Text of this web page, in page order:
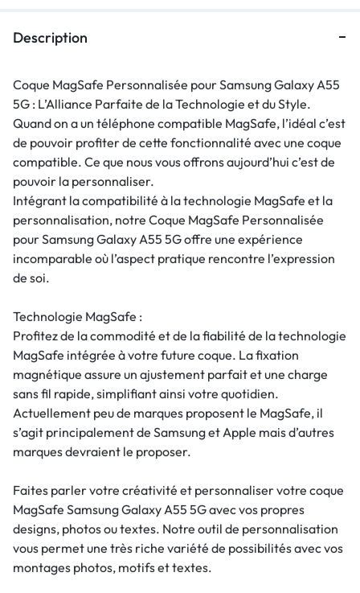
Description
Coque MagSafe Personnalisée pour Samsung Galaxy A55
5G : L’Alliance Parfaite de la Technologie et du Style.
Quand on a un téléphone compatible MagSafe, l’idéal c’est
de pouvoir profiter de cette fonctionnalité avec une coque
compatible. Ce que nous vous offrons aujourd’hui c’est de
pouvoir la personnaliser.
Intégrant la compatibilité à la technologie MagSafe et la
personnalisation, notre Coque MagSafe Personnalisée
pour Samsung Galaxy A55 5G offre une expérience
incomparable où l’aspect pratique rencontre l’expression
de soi.
Technologie MagSafe :
Profitez de la commodité et de la fiabilité de la technologie
MagSafe intégrée à votre future coque. La fixation
magnétique assure un ajustement parfait et une charge
sans fil rapide, simplifiant ainsi votre quotidien.
Actuellement peu de marques proposent le MagSafe, il
s’agit principalement de Samsung et Apple mais d’autres
marques devraient le proposer.
Faites parler votre créativité et personnaliser votre coque
MagSafe Samsung Galaxy A55 5G avec vos propres
designs, photos ou textes. Notre outil de personnalisation
vous permet une très riche variété de possibilités avec vos
montages photos, motifs et textes.